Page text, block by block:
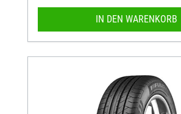
IN DEN WARENKORB